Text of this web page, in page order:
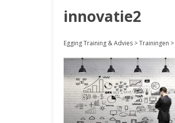
innovatie2
Egging Training & Advies >Trainingen >